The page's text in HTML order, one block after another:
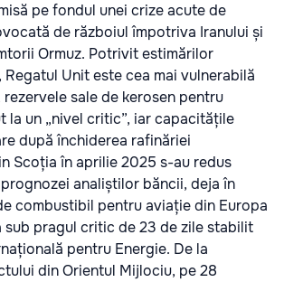
pe fondul unei crize acute de
de războiul împotriva Iranului și
Ormuz. Potrivit estimărilor
Regatul Unit este cea mai vulnerabilă
sale de kerosen pentru
la un „nivel critic”, iar capacitățile
după închiderea rafinăriei
Scoția în aprilie 2025 s-au redus
analiștilor băncii, deja în
combustibil pentru aviație din Europa
sub pragul critic de 23 de zile stabilit
pentru Energie. De la
din Orientul Mijlociu, pe 28